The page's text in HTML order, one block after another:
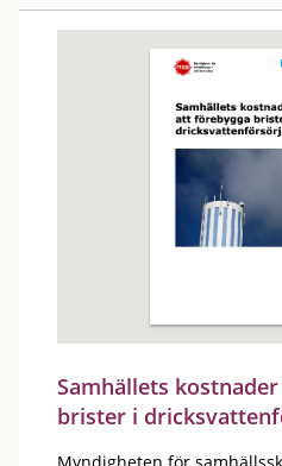
Samhällets
brister i